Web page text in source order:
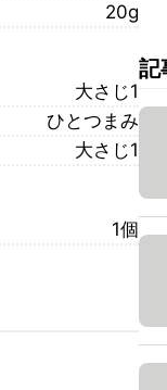
20g
大さじ1
ひとつまみ
大さじ1
1個
記